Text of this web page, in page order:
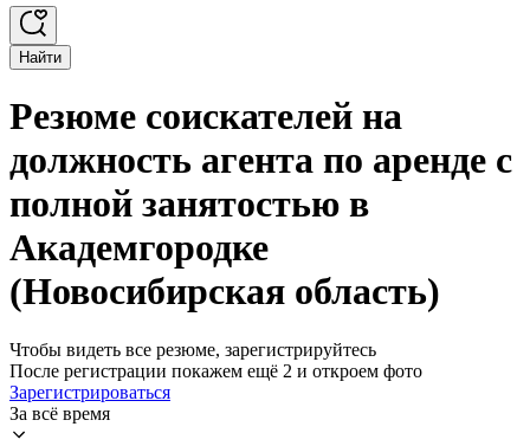
Найти
Резюме соискателей на
должность агента по аренде с
полной занятостью в
Академгородке
(Новосибирская область)
Чтобы видеть все резюме, зарегистрируйтесь
После регистрации покажем ещё 2 и откроем фото
Зарегистрироваться
За всё время